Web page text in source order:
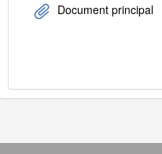
Document principal
Navigation